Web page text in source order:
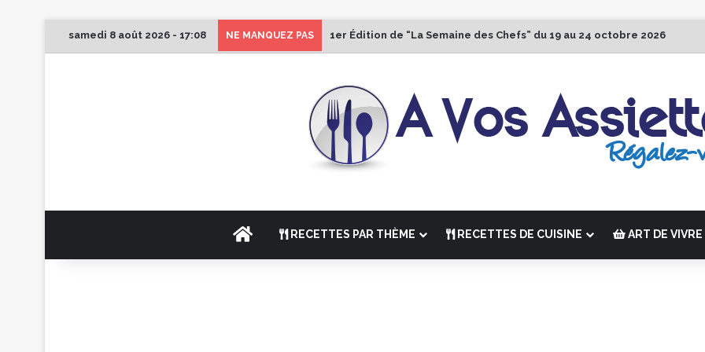
samedi 8 août 2026 - 17:08 NE MANQUEZ PAS 1er Édition de “La Semaine des Chefs” du 19 au 24 octobre 2026
ACCUEILRECETTES PAR THÈME RECETTES DE CUISINE ART DE VIVRE